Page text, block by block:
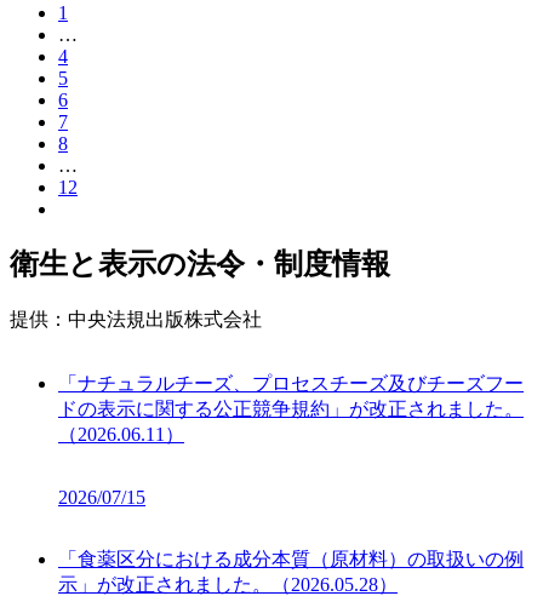
1
…
4
5
6
7
8
…
12
衛生と表示の法令・制度情報
提供： 中央法規出版株式会社
「ナチュラルチーズ、プロセスチーズ及びチーズフー
ドの表示に関する公正競争規約」が改正されました。
（2026.06.11）
2026/07/15
「食薬区分における成分本質（原材料）の取扱いの例
示」が改正されました。（2026.05.28）